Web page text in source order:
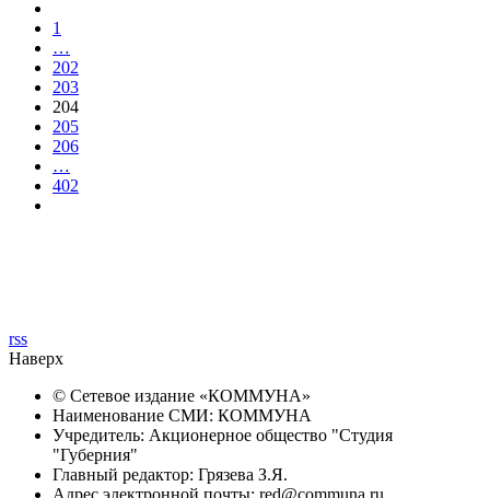
1
…
202
203
204
205
206
…
402
rss
Наверх
© Сетевое издание «КОММУНА»
Наименование СМИ: КОММУНА
Учредитель: Акционерное общество "Студия
"Губерния"
Главный редактор: Грязева З.Я.